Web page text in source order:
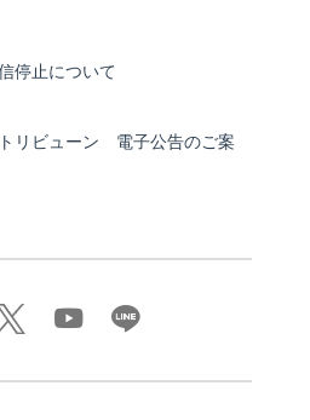
停止について
リビューン 電子公告のご案